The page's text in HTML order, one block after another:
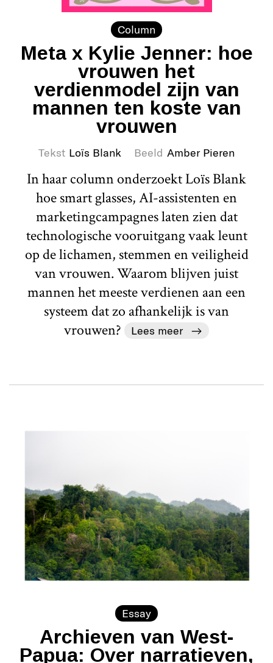
Column
Meta x Kylie Jenner: hoe
vrouwen het
verdienmodel zijn van
mannen ten koste van
vrouwen
Tekst Loïs Blank Beeld Amber Pieren
In haar column onderzoekt Loïs Blank
hoe smart glasses, AI-assistenten en
marketingcampagnes laten zien dat
technologische vooruitgang vaak leunt
op de lichamen, stemmen en veiligheid
van vrouwen. Waarom blijven juist
mannen het meeste verdienen aan een
systeem dat zo afhankelijk is van
vrouwen?
Lees meer
Essay
Archieven van West-
Papua: Over narratieven,